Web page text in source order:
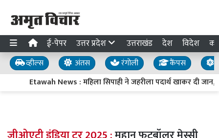
ई-पेपर उत्तर प्रदेश उत्तराखंड देश विदेश
व्हील्स अंतस रंगोली कैंपस
Etawah News : महिला सिपाही ने जहरीला पदार्थ खाकर दी